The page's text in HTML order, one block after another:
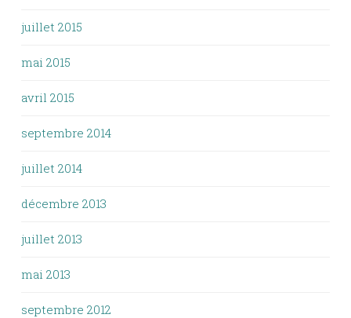
juillet 2015
mai 2015
avril 2015
septembre 2014
juillet 2014
décembre 2013
juillet 2013
mai 2013
septembre 2012